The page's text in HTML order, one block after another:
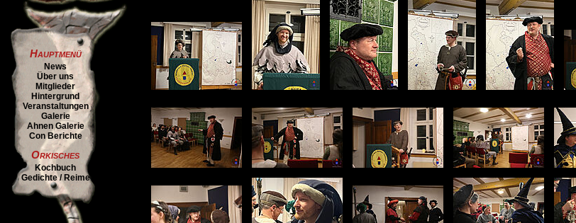
Hauptmenü
News
Über uns
Mitglieder
Hintergrund
Veranstaltungen
Galerie
Ahnen Galerie
Con Berichte
Orkisches
Kochbuch
Gedichte / Reime